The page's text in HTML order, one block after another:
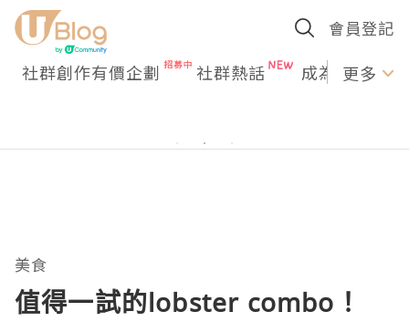
會員登記
社群創作有價企劃 社群熱話 成為U更多
美食
值得一試的lobster combo！